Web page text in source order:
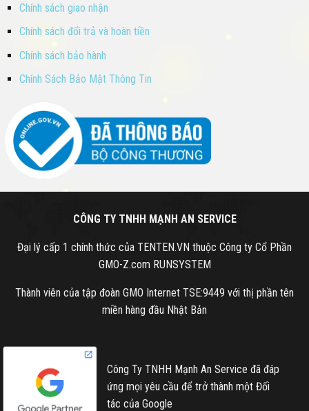
Chính sách giao nhận
Chính sách đổi trả và hoàn tiền
Chính sách bảo hành
Chính Sách Bảo Mật Thông Tin
CÔNG TY TNHH MẠNH AN SERVICE
Đại lý cấp 1 chính thức của TENTEN.VN thuộc Công ty Cổ Phần
GMO-Z.com RUNSYSTEM
Thành viên của tập đoàn GMO Internet TSE:9449 với thị phần tên
miền hàng đầu Nhật Bản
Công Ty TNHH Mạnh An Service đã đáp
ứng mọi yêu cầu để trở thành một Đối
tác của Google